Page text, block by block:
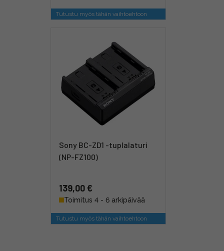
Tutustu myös tähän vaihtoehtoon
Sony BC-ZD1 -tuplalaturi
(NP-FZ100)
139,00 €
Toimitus 4 - 6 arkipäivää
Tutustu myös tähän vaihtoehtoon